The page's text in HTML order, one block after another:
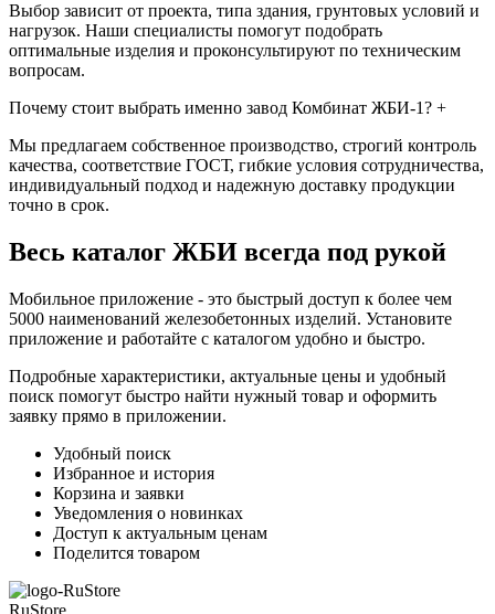
Выбор зависит от проекта, типа здания, грунтовых условий и
нагрузок. Наши специалисты помогут подобрать
оптимальные изделия и проконсультируют по техническим
вопросам.
Почему стоит выбрать именно завод Комбинат ЖБИ-1? +
Мы предлагаем собственное производство, строгий контроль
качества, соответствие ГОСТ, гибкие условия сотрудничества,
индивидуальный подход и надежную доставку продукции
точно в срок.
Весь каталог ЖБИ всегда под рукой
Мобильное приложение - это быстрый доступ к более чем
5000 наименований железобетонных изделий. Установите
приложение и работайте с каталогом удобно и быстро.
Подробные характеристики, актуальные цены и удобный
поиск помогут быстро найти нужный товар и оформить
заявку прямо в приложении.
Удобный поиск
Избранное и история
Корзина и заявки
Уведомления о новинках
Доступ к актуальным ценам
Поделится товаром
RuStore